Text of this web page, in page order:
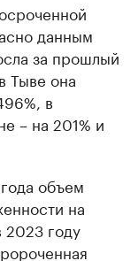
данным
за прошлый
Тыве она
в
– на 201% и
объем
на
2023 году